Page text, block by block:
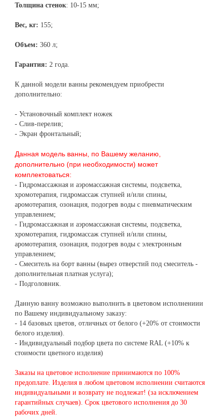
Толщина стенок: 10-15 мм;
Вес, кг: 155;
Объем: 360 л;
Гарантия: 2 года.
К данной модели ванны рекомендуем приобрести
дополнительно:
- Установочный комплект ножек
- Слив-перелив;
- Экран фронтальный;
Данная модель ванны, по Вашему желанию,
дополнительно (при необходимости) может
комплектоваться:
- Гидромассажная и аэромассажная системы, подсветка,
хромотерапия, гидромассаж ступней и/или спины,
аромотерапия, озонация, подогрев воды с пневматическим
управлением;
- Гидромассажная и аэромассажная системы, подсветка,
хромотерапия, гидромассаж ступней и/или спины,
аромотерапия, озонация, подогрев воды с электронным
управлением;
- Смеситель на борт ванны (вырез отверстий под смеситель -
дополнительная платная услуга);
- Подголовник.
Данную ванну возможно выполнить в цветовом исполнениии
по Вашему индивидуальному заказу:
- 14 базовых цветов, отличных от белого (+20% от стоимости
белого изделия).
- Индивидуальный подбор цвета по системе RAL (+10% к
стоимости цветного изделия)
Заказы на цветовое исполнение принимаются по 100%
предоплате. Изделия в любом цветовом исполнении считаются
индивидуальными и возврату не подлежат! (за исключением
гарантийных случаев). Срок цветового исполнения до 30
рабочих дней.